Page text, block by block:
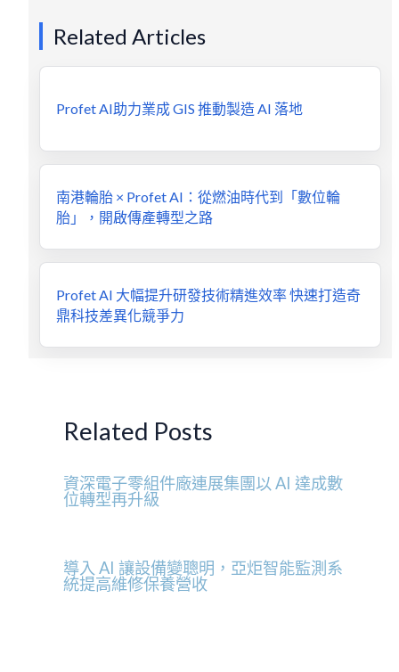
Related Articles
Profet AI助力業成 GIS 推動製造 AI 落地
南港輪胎 × Profet AI：從燃油時代到「數位輪
胎」，開啟傳產轉型之路
Profet AI 大幅提升研發技術精進效率 快速打造奇
鼎科技差異化競爭力
Related Posts
資深電子零組件廠連展集團以 AI 達成數
位轉型再升級
導入 AI 讓設備變聰明，亞炬智能監測系
統提高維修保養營收